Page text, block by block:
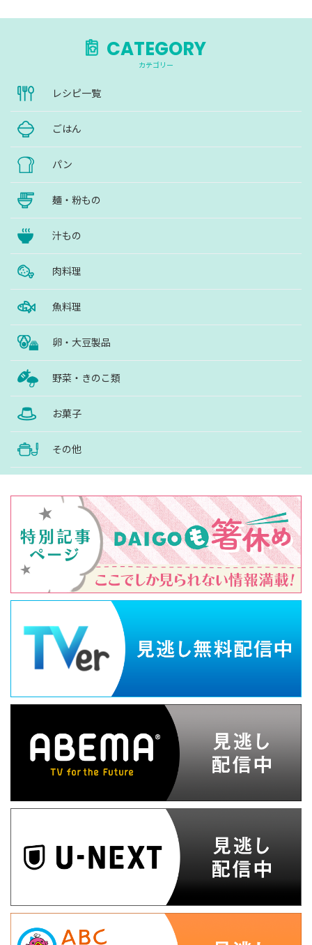
CATEGORY
カテゴリー
レシピ一覧
ごはん
パン
麺・粉もの
汁もの
肉料理
魚料理
卵・大豆製品
野菜・きのこ類
お菓子
その他